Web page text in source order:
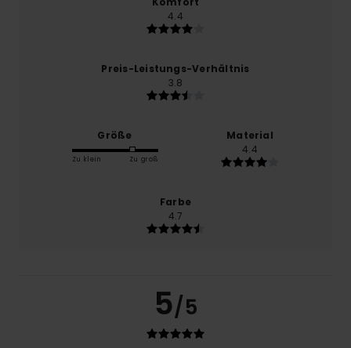
4.4
Preis-Leistungs-Verhältnis
3.8
Größe
Zu klein Zu groß
Material
4.4
Farbe
4.7
5/5